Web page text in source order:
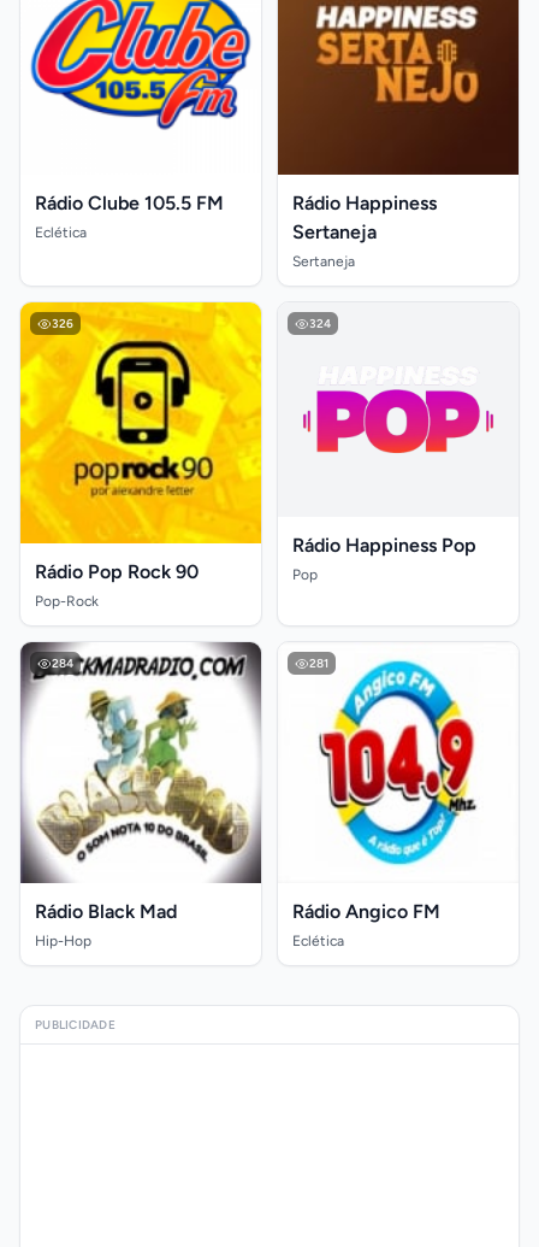
Rádio Clube 105.5 FM
Eclética
Rádio Happiness
Sertaneja
Sertaneja
326
Rádio Pop Rock 90
Pop-Rock
324
Rádio Happiness Pop
Pop
284
Rádio Black Mad
Hip-Hop
281
Rádio Angico FM
Eclética
PUBLICIDADE